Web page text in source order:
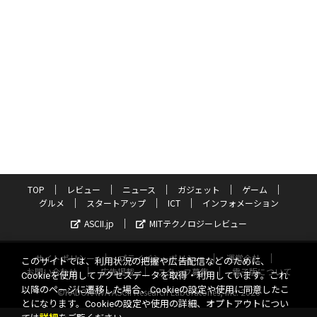
TOP レビュー ニュース ガジェット
ゲーム
グルメ
スタートアップ ICT
インフォメーション
ASCII.jp
MITテクノロジーレビュー
サイトポリシー プライバシーポリシー
運営会社
お問い合わせ
広告掲載 スタッフ募集
電子版について
©KADOKAWA ASCII Research Laboratories, Inc. 2026
このサイトでは、利用状況の把握や広告配信などのために、
Cookieを使用してアクセスデータを取得・利用しています。これ
以降のページに遷移した場合、Cookieの設定や使用に同意したこ
とになります。Cookieの設定や使用の詳細、オプトアウトについ